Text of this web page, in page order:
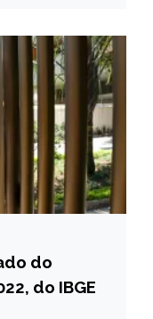
do
do IBGE